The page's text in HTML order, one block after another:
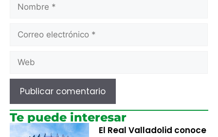
Te puede interesar
El Real Valladolid conoce